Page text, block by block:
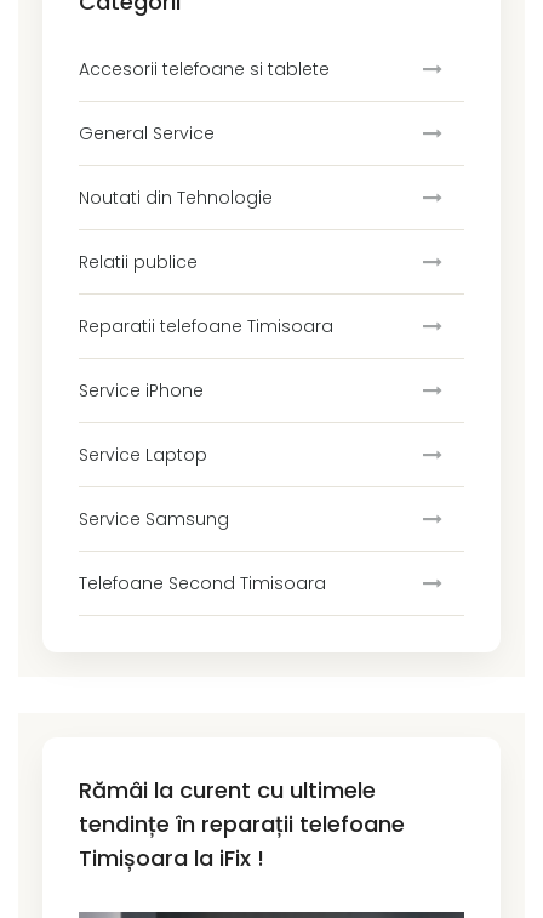
Accesorii telefoane si tablete
General Service
Noutati din Tehnologie
Relatii publice
Reparatii telefoane Timisoara
Service iPhone
Service Laptop
Service Samsung
Telefoane Second Timisoara
Rămâi la curent cu ultimele
tendințe în reparații telefoane
Timișoara la iFix !